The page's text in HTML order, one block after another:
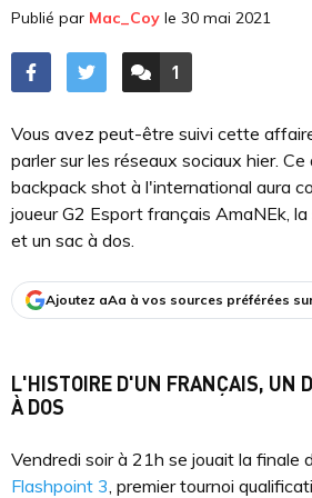
Publié par Mac_Coy le 30 mai 2021
ACCÉDER AUX
1
COMMENTAIRES
Vous avez peut-être suivi cette
parler sur les réseaux sociaux hier.
backpack shot à l'international aura
joueur G2 Esport français AmaNEk,
et un sac à dos.
Ajoutez aAa à vos sources préférées
L'HISTOIRE D'UN FRANÇAIS, UN
À DOS
Vendredi soir à 21h se jouait la finale
Flashpoint 3, premier tournoi